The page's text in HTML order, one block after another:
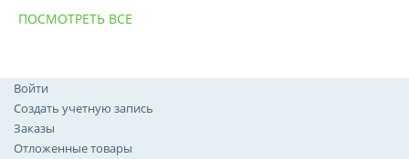
ПОСМОТРЕТЬ ВСЕ
Войти
Создать учетную запись
Заказы
Отложенные товары